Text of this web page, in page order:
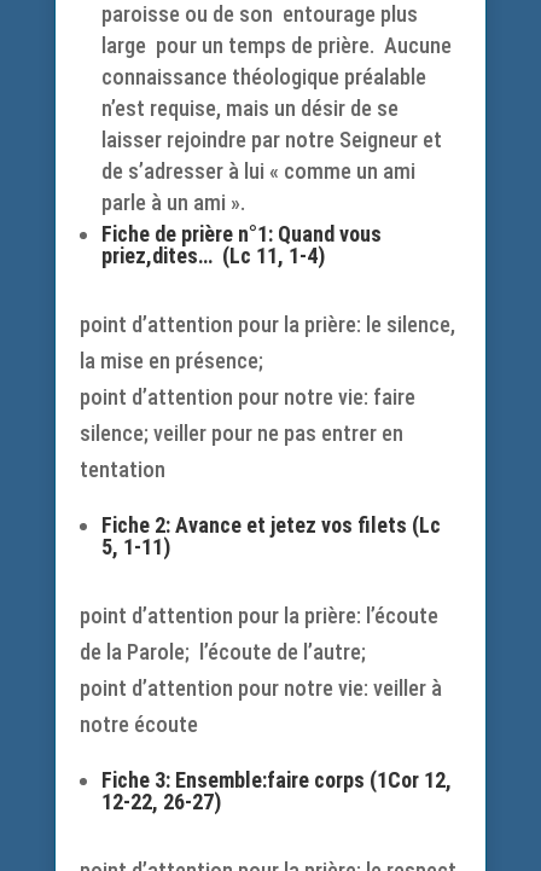
paroisse ou de son entourage plus
large pour un temps de prière. Aucune
connaissance théologique préalable
n’est requise, mais un désir de se
laisser rejoindre par notre Seigneur et
de s’adresser à lui « comme un ami
parle à un ami ».
Fiche de prière n°1: Quand vous
priez,dites… (Lc 11, 1-4)
point d’attention pour la prière: le silence,
la mise en présence;
point d’attention pour notre vie: faire
silence; veiller pour ne pas entrer en
tentation
Fiche 2: Avance et jetez vos filets (Lc
5, 1-11)
point d’attention pour la prière: l’écoute
de la Parole; l’écoute de l’autre;
point d’attention pour notre vie: veiller à
notre écoute
Fiche 3: Ensemble:faire corps (1Cor 12,
12-22, 26-27)